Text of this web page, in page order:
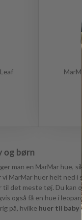
og børn
man en MarMar hue,
vi MarMar huer helt
til det meste tøj. Du
også få en hue i
på, hvilke huer til baby